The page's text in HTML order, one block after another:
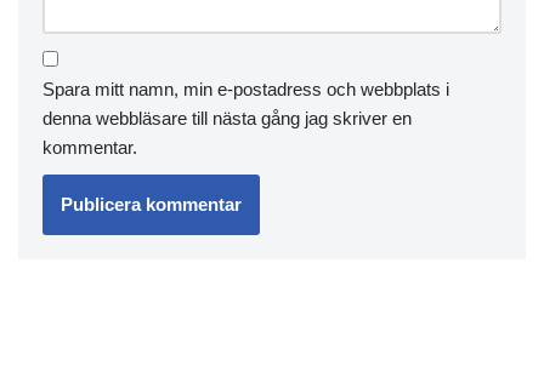
Spara mitt namn, min e-postadress och webbplats i
denna webbläsare till nästa gång jag skriver en
kommentar.